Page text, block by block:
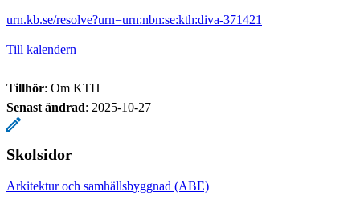
urn.kb.se/resolve?urn=urn:nbn:se:kth:diva-371421
Till kalendern
Tillhör: Om KTH
Senast ändrad: 2025-10-27
Skolsidor
Arkitektur och samhällsbyggnad (ABE)